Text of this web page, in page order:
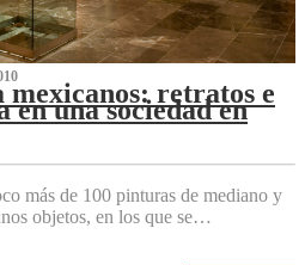
mexicanos: retratos e
una sociedad en
más de 100 pinturas de mediano y
objetos, en los que se…